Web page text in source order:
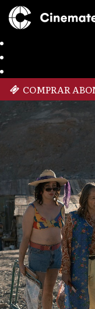
COMPRAR